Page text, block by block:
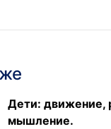
Дети: движение,
мышление.